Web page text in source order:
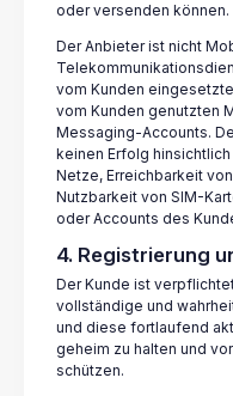
oder versenden können.
Der Anbieter ist nicht
vom Kunden
vom Kunden genutzten
Messaging-Accounts.
keinen Erfolg
Netze, Erreichbarkeit
Nutzbarkeit von SIM-
oder Accounts des
4. Registrierung
Der Kunde ist
vollständige und
und diese fortlaufend
geheim zu halten und
schützen.